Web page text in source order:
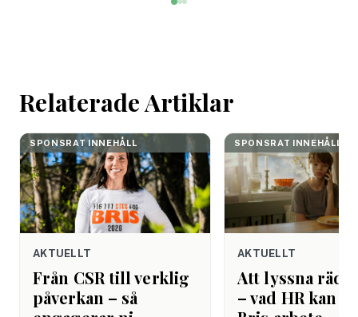
Relaterade Artiklar
SPONSRAT INNEHÅLL
AKTUELLT
Från CSR till verklig
påverkan – så
SPONSRAT INNEHÅLL
AKTUELLT
Att lyssna
– vad HR kan